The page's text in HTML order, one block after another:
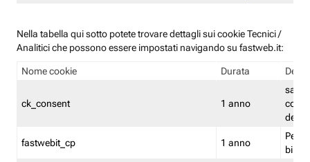
Nella tabella qui sotto potete trovare dettagli sui cookie Tecnici /
Analitici che possono essere impostati navigando su fastweb.it:
Nome cookie Durata
ck_consent 1 anno
salva
dei
fastwebit_cp 1 anno